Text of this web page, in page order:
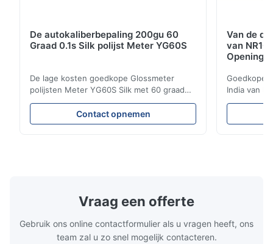
De autokaliberbepaling 200gu 60
Graad 0.1s Silk polijst Meter YG60S
De lage kosten goedkope Glossmeter
polijsten Meter YG60S Silk met 60 graad
200 gu glanzende meting Economische
YG60S 60° polijsten Meter kunnen
materiaal met glans (0-200Gu) testen, en
Contact opnemen
Van de
van
Opening
Goedkope
India van
Vraag een offerte
Gebruik ons online contactformulier als u vragen heeft, ons
team zal u zo snel mogelijk contacteren.